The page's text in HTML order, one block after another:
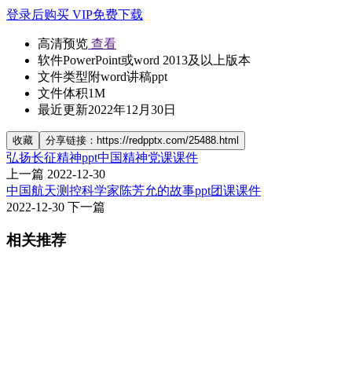
登录后购买 VIP免费下载
高清预览 查看
软件PowerPoint或word 2013及以上版本
文件类型附word讲稿ppt
文件体积1M
最近更新2022年12月30日
收藏 分享链接：https://redpptx.com/25488.html
弘扬长征精神ppt中国精神党课课件
上一篇 2022-12-30
中国航天测控科学家陈芳允的故事ppt团课课件
2022-12-30 下一篇
相关推荐